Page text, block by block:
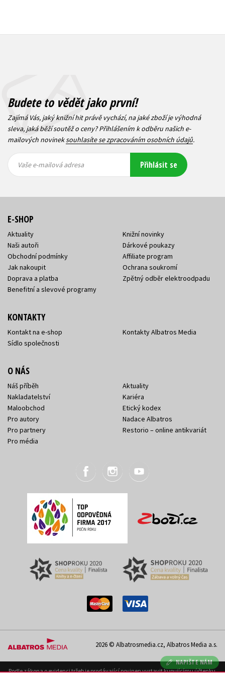
NAPIŠTE NÁM
Budete to vědět jako první!
Zajímá Vás, jaký knižní hit právě vychází, na jaké zboží je výhodná
sleva, jaká běží soutěž o ceny? Přihlášením k odběru našich e-
mailových novineksouhlasíte se zpracováním osobních údajů.
mailová
mailová
Vaše e-mailová adresa Přihlásit se
E-SHOP
Aktuality
Naši autoři
Obchodní podmínky
Jak nakoupit
Doprava a platba
Benefitní a slevové programy
Knižní novinky
Dárkové poukazy
Affiliate program
Ochrana soukromí
Zpětný odběr elektroodpadu
KONTAKTY
Kontakt na e-shop
Sídlo společnosti
Kontakty Albatros Media
O NÁS
Náš příběh
Nakladatelství
Maloobchod
Pro autory
Pro partnery
Pro média
Aktuality
Kariéra
Etický kodex
Nadace Albatros
Restorio – online antikvariát
2026 © Albatrosmedia.cz, Albatros Media a.s.
Podle zákona o evidenci tržeb je prodávající povinen vystavit kupujícímu účtenku.